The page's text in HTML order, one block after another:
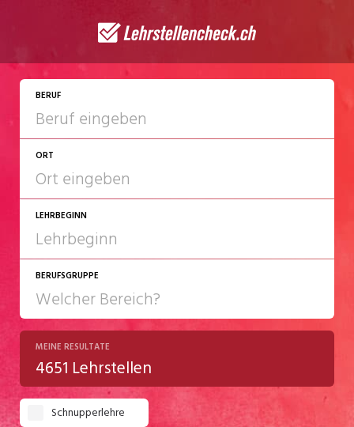
BERUF
ORT
LEHRBEGINN
2027
2028
BERUFSGRUPPE
Chemie/Pharma
Gastgewerbe
Gesundheit/Pflege/Soziales
MEINE RESULTATE
4651 Lehrstellen
Schnupperlehre